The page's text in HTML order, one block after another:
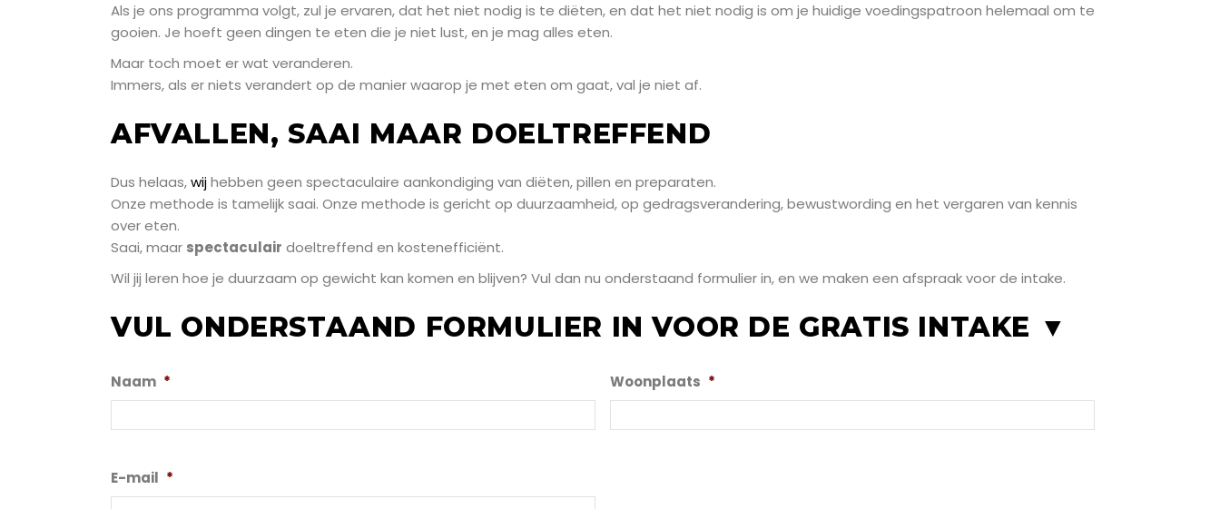
Als je ons programma volgt, zul je ervaren, dat het niet nodig is te diëten, en dat het niet nodig is om je huidige voedingspatroon helemaal om te
gooien. Je hoeft geen dingen te eten die je niet lust, en je mag alles eten.
Maar toch moet er wat veranderen.
Immers, als er niets verandert op de manier waarop je met eten om gaat, val je niet af.
AFVALLEN, SAAI MAAR DOELTREFFEND
Dus helaas,wijhebben geen spectaculaire aankondiging van diëten, pillen en preparaten.
Onze methode is tamelijk saai. Onze methode is gericht op duurzaamheid, op gedragsverandering, bewustwording en het vergaren van kennis
over eten.
Saai, maar spectaculair doeltreffend en kostenefficiënt.
Wil jij leren hoe je duurzaam op gewicht kan komen en blijven? Vul dan nu onderstaand formulier in, en we maken een afspraak voor de intake.
VUL ONDERSTAAND FORMULIER IN VOOR DE GRATIS INTAKE ▼
Naam * Woonplaats *
E-mail *